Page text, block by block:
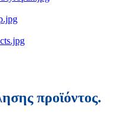
προϊόντος.